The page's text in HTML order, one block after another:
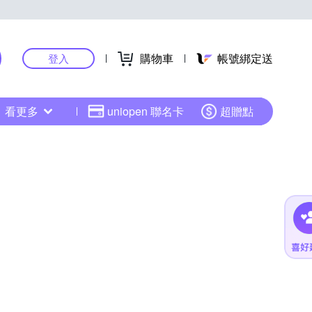
登入 購物車 帳號綁定送
看更多 uniopen 聯名卡 超贈點